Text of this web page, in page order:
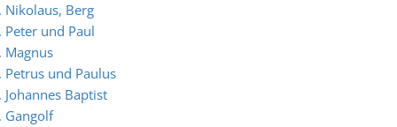
Nikolaus, Berg
Peter und Paul
Magnus
Petrus und Paulus
Johannes Baptist
Gangolf